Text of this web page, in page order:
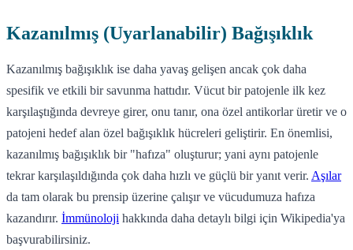
Kazanılmış (Uyarlanabilir) Bağışıklık
Kazanılmış bağışıklık ise daha yavaş gelişen ancak çok daha
spesifik ve etkili bir savunma hattıdır. Vücut bir patojenle ilk kez
karşılaştığında devreye girer, onu tanır, ona özel antikorlar üretir ve o
patojeni hedef alan özel bağışıklık hücreleri geliştirir. En önemlisi,
kazanılmış bağışıklık bir "hafıza" oluşturur; yani aynı patojenle
tekrar karşılaşıldığında çok daha hızlı ve güçlü bir yanıt verir. Aşılar
da tam olarak bu prensip üzerine çalışır ve vücudumuza hafıza
kazandırır. İmmünoloji hakkında daha detaylı bilgi için Wikipedia'ya
başvurabilirsiniz.